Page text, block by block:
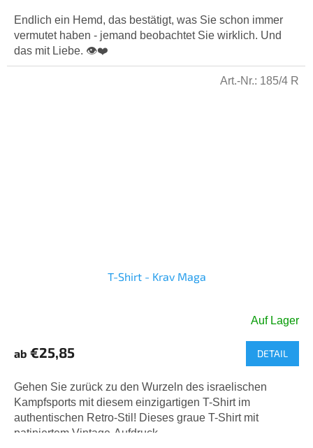
5,0
von
5
Sternen.
Endlich ein Hemd, das bestätigt, was Sie schon immer
vermutet haben - jemand beobachtet Sie wirklich. Und
das mit Liebe. 👁️❤️
T-Shirt - Krav Maga
Auf Lager
ab €25,85 DETAIL
Gehen Sie zurück zu den Wurzeln des israelischen
Kampfsports mit diesem einzigartigen T-Shirt im
authentischen Retro-Stil! Dieses graue T-Shirt mit
patiniertem Vintage-Aufdruck...
Art.-Nr.: 185/4 R